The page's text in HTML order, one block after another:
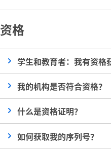
资格
学生和教育者：我有资格
我的机构是否符合资格？
什么是资格证明？
如何获取我的序列号？